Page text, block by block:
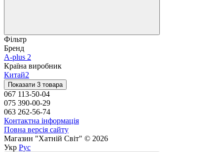
Фільтр
Бренд
A-plus 2
Країна виробник
Китай2
Показати 3 товара
067 113-50-04
075 390-00-29
063 262-56-74
Контактна інформація
Повна версія сайту
Магазин "Хатній Світ" © 2026
Укр Рус